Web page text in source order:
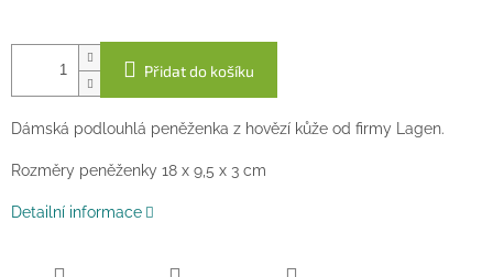
Přidat do košíku
Dámská podlouhlá peněženka z hovězí kůže od firmy Lagen.
Rozměry peněženky 18 x 9,5 x 3 cm
Detailní informace